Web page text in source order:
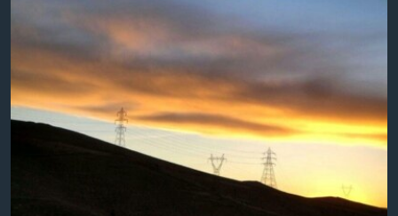
نرگس محمدی برنده جایزه نوبل صلح
همایش محافظه‌کاران آمریکا «سی‌پک»
صفحه‌های ویژه
سفر پرزیدنت ترامپ به چین